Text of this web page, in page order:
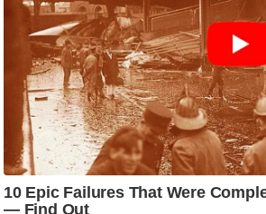
स्टा
टे
क्नॉ
लॉ
जी
ब्यू
टी